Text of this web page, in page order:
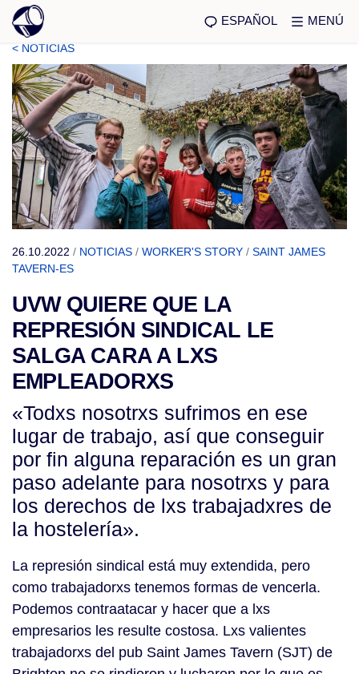
ESPAÑOL MENÚ
< NOTICIAS
26.10.2022 / NOTICIAS / WORKER'S STORY / SAINT JAMES
TAVERN-ES
UVW QUIERE QUE LA
REPRESIÓN SINDICAL LE
SALGA CARA A LXS
EMPLEADORXS
«Todxs nosotrxs sufrimos en ese
lugar de trabajo, así que conseguir
por fin alguna reparación es un gran
paso adelante para nosotrxs y para
los derechos de lxs trabajadxres de
la hostelería».
La represión sindical está muy extendida, pero
como trabajadorxs tenemos formas de vencerla.
Podemos contraatacar y hacer que a lxs
empresarios les resulte costosa. Lxs valientes
trabajadorxs del pub Saint James Tavern (SJT) de